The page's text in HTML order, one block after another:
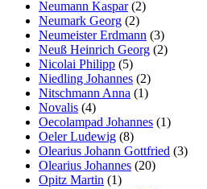
Neumann Kaspar(2)
Neumark Georg (2)
Neumeister Erdmann (3)
Neuß Heinrich Georg (2)
Nicolai Philipp (5)
Niedling Johannes (2)
Nitschmann Anna (1)
Novalis (4)
Oecolampad Johannes (1)
Oeler Ludewig (8)
Olearius Johann Gottfried (3)
Olearius Johannes (20)
Opitz Martin (1)